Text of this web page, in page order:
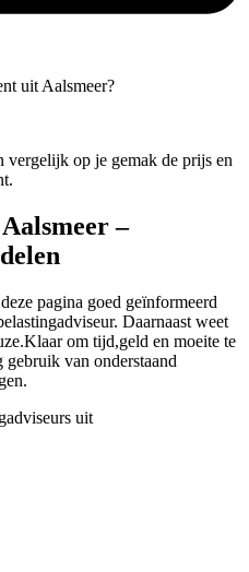
uit Aalsmeer?
op je gemak de prijs en
–
pagina goed geïnformeerd
Daarnaast weet
om tijd,geld en moeite te
gebruik van onderstaand
uit